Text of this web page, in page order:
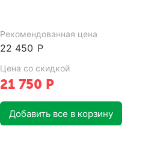
Рекомендованная цена
22 450 Р
Цена со скидкой
21 750 Р
Добавить все в корзину